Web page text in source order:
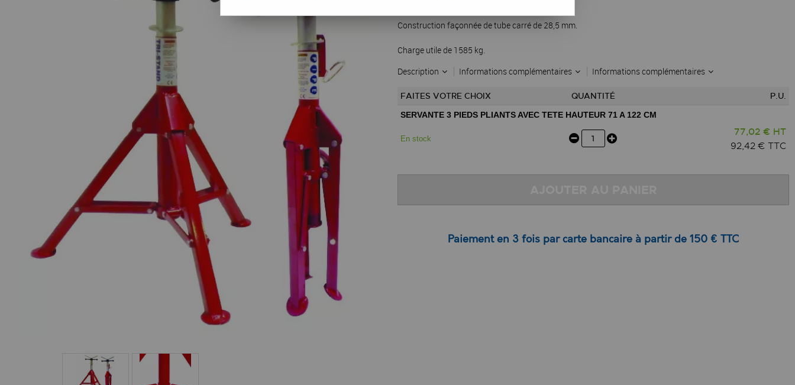
Réf. :28755
Construction façonnée de tube carré de 28,5 mm.
Charge utile de 1585 kg.
Description
Informations complémentaires Informations complémentaires
FAITES VOTRE CHOIX QUANTITÉ P.U.
SERVANTE 3 PIEDS PLIANTS AVEC TETE HAUTEUR 71 A 122 CM
En stock
77,02 € HT
92,42 € TTC
Paiement en 3 fois par carte bancaire à partir de 150 € TTC